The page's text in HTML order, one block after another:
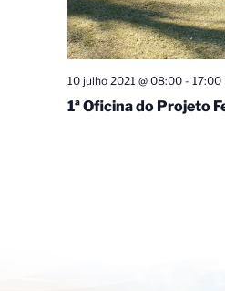
10 julho 2021 @ 08:00- 17:00
1ª Oficina do Projeto